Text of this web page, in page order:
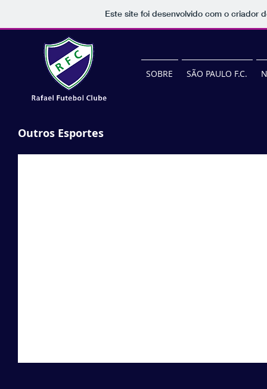
Este site foi desenvolvido com o criador
SOBRE SÃO PAULO F.C.
Outros Esportes